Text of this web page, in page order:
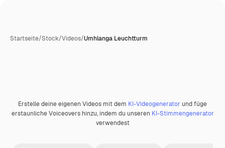
Startseite/Stock/Videos/Umhlanga Leuchtturm
Erstelle deine eigenen Videos mit dem KI-Videogenerator und füge
erstaunliche Voiceovers hinzu, indem du unseren KI-Stimmengenerator
verwendest